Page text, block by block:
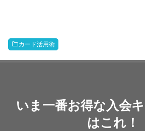
カード活用術
いま一番お得な入会
はこれ！